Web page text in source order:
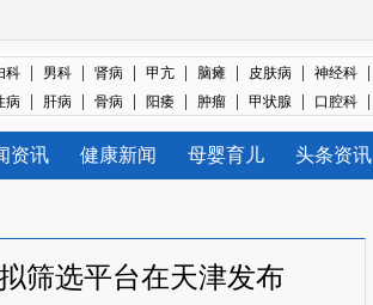
科 | 男科 | 肾病 | 甲亢 | 脑瘫 | 皮肤病 | 神经科 |
病 | 肝病 | 骨病 | 阳痿 | 肿瘤 | 甲状腺 | 口腔科 |
资讯 健康新闻 母婴育儿 头条资讯
筛选平台在天津发布